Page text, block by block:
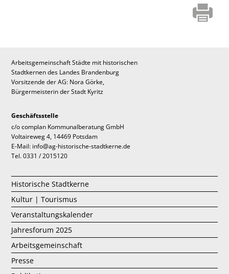
Arbeitsgemeinschaft Städte mit historischen
Stadtkernen des Landes Brandenburg
Vorsitzende der AG: Nora Görke,
Bürgermeisterin der Stadt Kyritz
Geschäftsstelle
c/o complan Kommunalberatung GmbH
Voltaireweg 4, 14469 Potsdam
E-Mail: info@ag-historische-stadtkerne.de
Tel. 0331 / 2015120
Historische Stadtkerne
Kultur | Tourismus
Veranstaltungskalender
Jahresforum 2025
Arbeitsgemeinschaft
Presse